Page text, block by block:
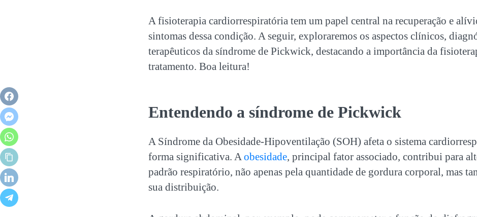
A fisioterapia cardiorrespiratória tem um papel central na recuperação e
sintomas dessa condição. A seguir, exploraremos os aspectos clínicos,
terapêuticos da síndrome de Pickwick, destacando a importância da
tratamento. Boa leitura!
Entendendo a síndrome de Pickwick
A Síndrome da Obesidade-Hipoventilação (SOH) afeta o sistema
forma significativa. Aobesidade, principal fator associado, contribui para
padrão respiratório, não apenas pela quantidade de gordura corporal, mas
sua distribuição.